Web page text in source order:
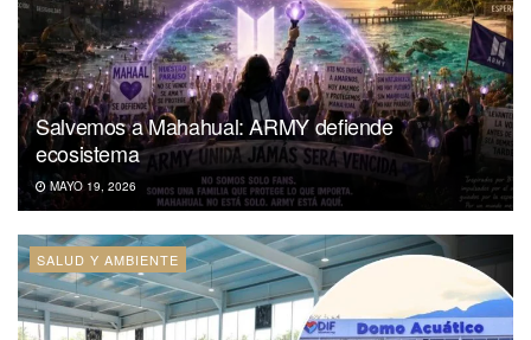
Salvemos a Mahahual: ARMY defiende
ecosistema
MAYO 19, 2026
SALUD Y AMBIENTE